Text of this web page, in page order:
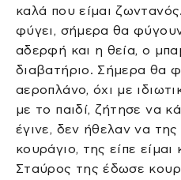
καλά που είμαι
φύγει, σήμερα θα
αδερφή και η θεία, ο
διαβατήριο. Σήμερα θα
αεροπλάνο, όχι με
με το παιδί, ζήτησε να
έγινε, δεν ήθελαν να
κουράγιο, της είπε
Σταύρος της έδωσε